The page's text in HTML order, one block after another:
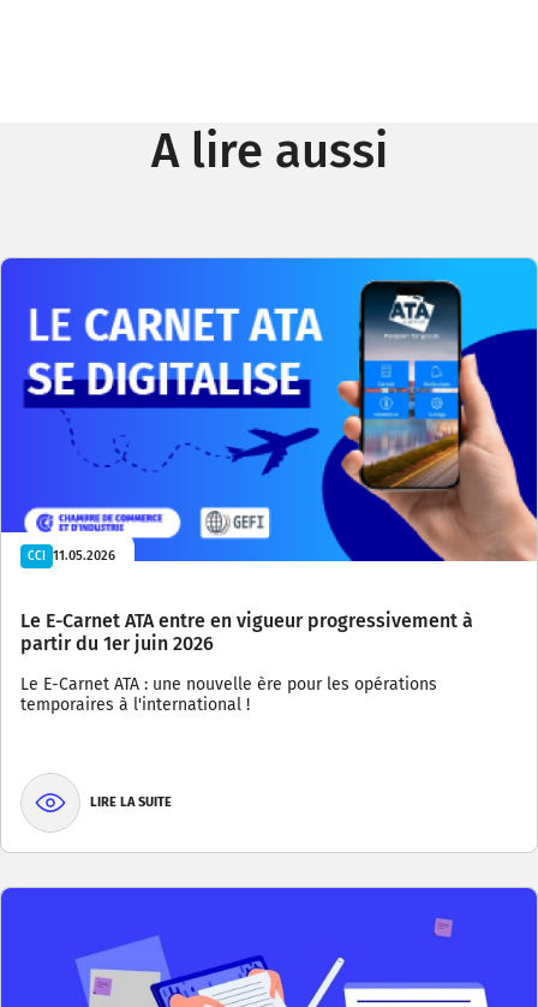
A lire aussi
CCI 11.05.2026
Le E-Carnet ATA entre en vigueur progressivement à
partir du 1er juin 2026
Le E-Carnet ATA : une nouvelle ère pour les opérations
temporaires à l'international !
LIRE LA SUITE